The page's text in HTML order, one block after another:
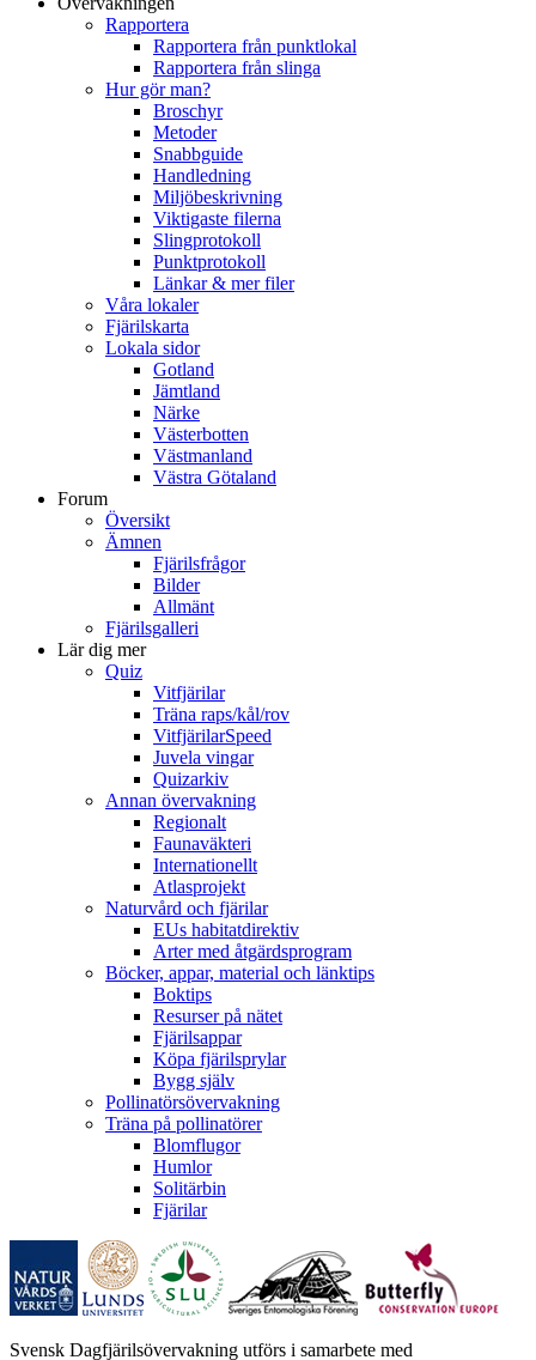
Rapportera
Rapportera från punktlokal
Rapportera från slinga
Hur gör man?
Broschyr
Metoder
Snabbguide
Handledning
Miljöbeskrivning
Viktigaste filerna
Slingprotokoll
Punktprotokoll
Länkar & mer filer
Våra lokaler
Fjärilskarta
Lokala sidor
Gotland
Jämtland
Närke
Västerbotten
Västmanland
Västra Götaland
Forum
Översikt
Ämnen
Fjärilsfrågor
Bilder
Allmänt
Fjärilsgalleri
Lär dig mer
Quiz
Vitfjärilar
Träna raps/kål/rov
VitfjärilarSpeed
Juvela vingar
Quizarkiv
Annan övervakning
Regionalt
Faunaväkteri
Internationellt
Atlasprojekt
Naturvård och fjärilar
EUs habitatdirektiv
Arter med åtgärdsprogram
Böcker, appar, material och länktips
Boktips
Resurser på nätet
Fjärilsappar
Köpa fjärilsprylar
Bygg själv
Pollinatörsövervakning
Träna på pollinatörer
Blomflugor
Humlor
Solitärbin
Fjärilar
Svensk Dagfjärilsövervakning utförs i samarbete med